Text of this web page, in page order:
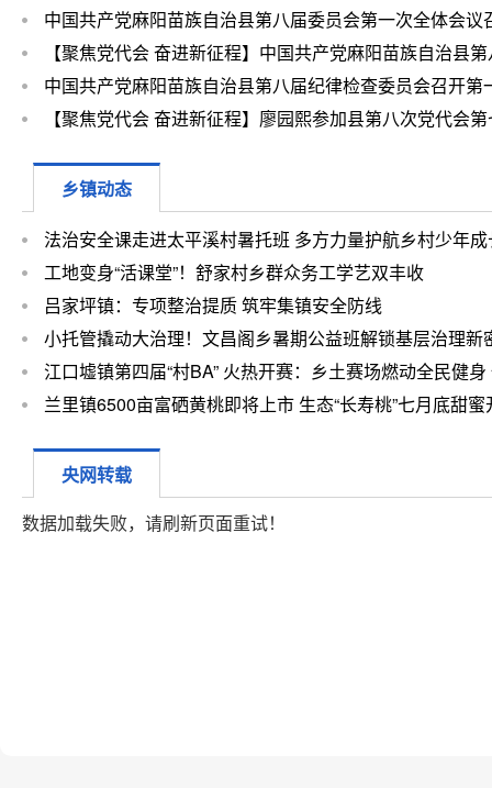
中国共产党麻阳苗族自治县第八届委员会第一次全体会议
园熙…
【聚焦党代会 奋进新征程】中国共产党麻阳苗族自治县
表大…
中国共产党麻阳苗族自治县第八届纪律检查委员会召开第
体会…
【聚焦党代会 奋进新征程】廖园熙参加县第八次党代会
乡镇动态
法治安全课走进太平溪村暑托班 多方力量护航乡村少年
工地变身“活课堂”！舒家村乡群众务工学艺双丰收
吕家坪镇：专项整治提质 筑牢集镇安全防线
小托管撬动大治理！文昌阁乡暑期公益班解锁基层治理新
江口墟镇第四届“村BA” 火热开赛：乡土赛场燃动全民健身
赋…
兰里镇6500亩富硒黄桃即将上市 生态“长寿桃”七月底甜蜜
央网转载
数据加载失败，请刷新页面重试！